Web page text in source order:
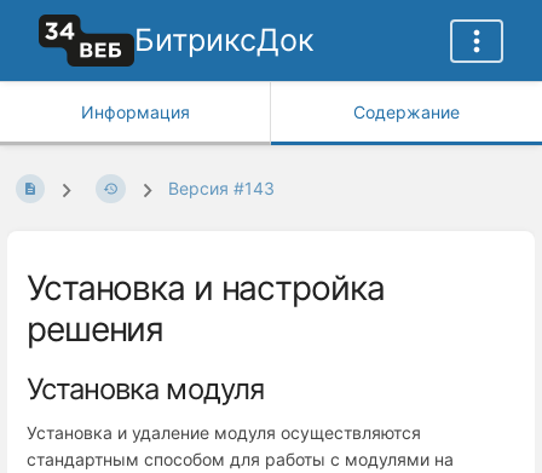
БитриксДок
Информация Содержание
Версия #143
Установка и настройка
решения
Установка модуля
Установка и удаление модуля осуществляются
стандартным способом для работы с модулями на